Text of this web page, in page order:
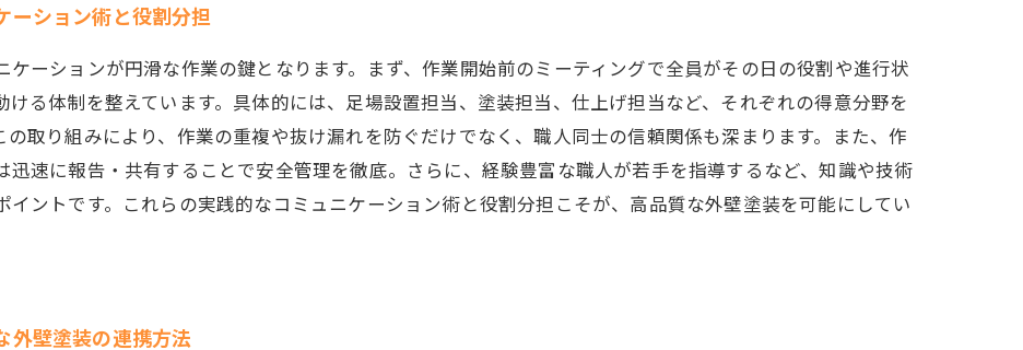
ーション術と役割分担
ーションが円滑な作業の鍵となります。まず、作業開始前のミーティングで全員がその日の役割や進行状
る体制を整えています。具体的には、足場設置担当、塗装担当、仕上げ担当など、それぞれの得意分野を
取り組みにより、作業の重複や抜け漏れを防ぐだけでなく、職人同士の信頼関係も深まります。また、作
速に報告・共有することで安全管理を徹底。さらに、経験豊富な職人が若手を指導するなど、知識や技術
ントです。これらの実践的なコミュニケーション術と役割分担こそが、高品質な外壁塗装を可能にしてい
外壁塗装の連携方法